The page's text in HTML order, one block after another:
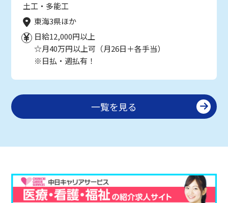
土工・多能工
東海3県ほか
日給12,000円以上
☆月40万円以上可（月26日＋各手当）
※日払・週払有！
一覧を見る